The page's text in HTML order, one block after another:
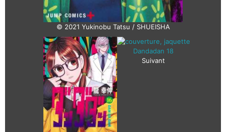
© 2021 Yukinobu Tatsu / SHUEISHA
Suivant